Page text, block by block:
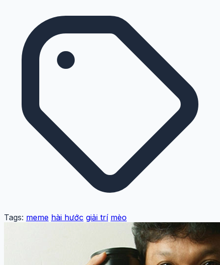
Tags: meme hài hước giải trí mèo